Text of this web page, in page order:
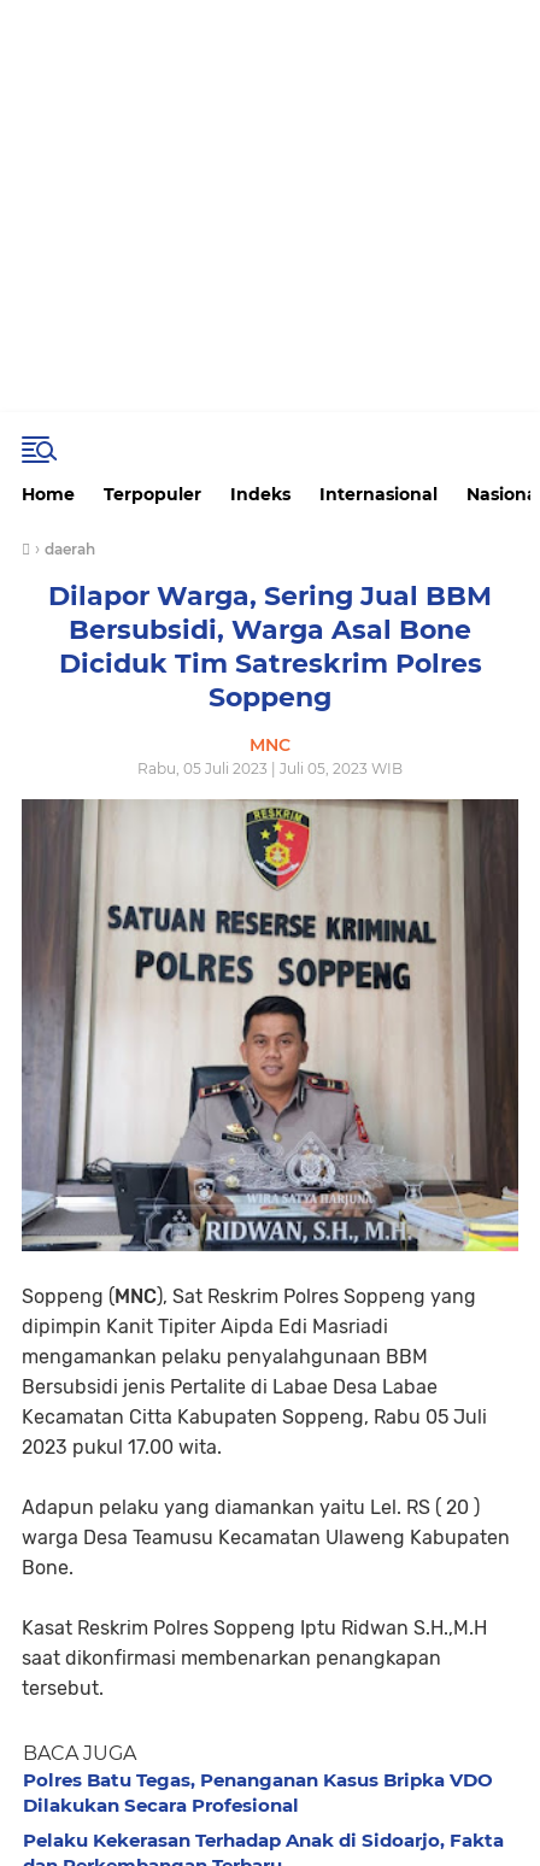
Home Terpopuler Indeks Internasional
› daerah
Dilapor Warga, Sering Jual BBM
Bersubsidi, Warga Asal Bone
Diciduk Tim Satreskrim Polres
Soppeng
MNC
Rabu, 05 Juli 2023 | Juli 05, 2023 WIB
Soppeng (MNC), Sat Reskrim Polres Soppeng yang
dipimpin Kanit Tipiter Aipda Edi Masriadi
mengamankan pelaku penyalahgunaan BBM
Bersubsidi jenis Pertalite di Labae Desa Labae
Kecamatan Citta Kabupaten Soppeng, Rabu 05 Juli
2023 pukul 17.00 wita.
Adapun pelaku yang diamankan yaitu Lel. RS ( 20 )
warga Desa Teamusu Kecamatan Ulaweng Kabupaten
Bone.
Kasat Reskrim Polres Soppeng Iptu Ridwan S.H.,M.H
saat dikonfirmasi membenarkan penangkapan
tersebut.
BACA JUGA
Polres Batu Tegas, Penanganan Kasus Bripka VDO
Dilakukan Secara Profesional
Pelaku Kekerasan Terhadap Anak di Sidoarjo, Fakta